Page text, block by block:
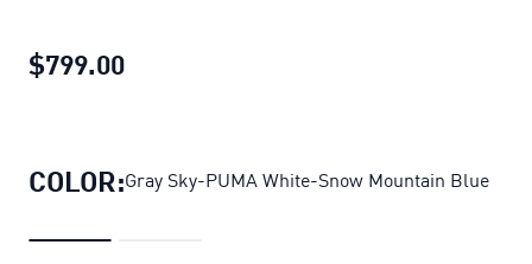
$799.00
COLOR:Gray Sky-PUMA White-Snow Mountain Blue